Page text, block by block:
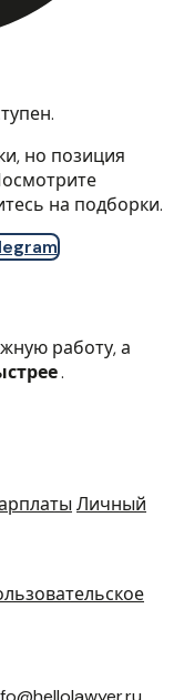
но позиция
на подборки.
работу, а
.
Личный